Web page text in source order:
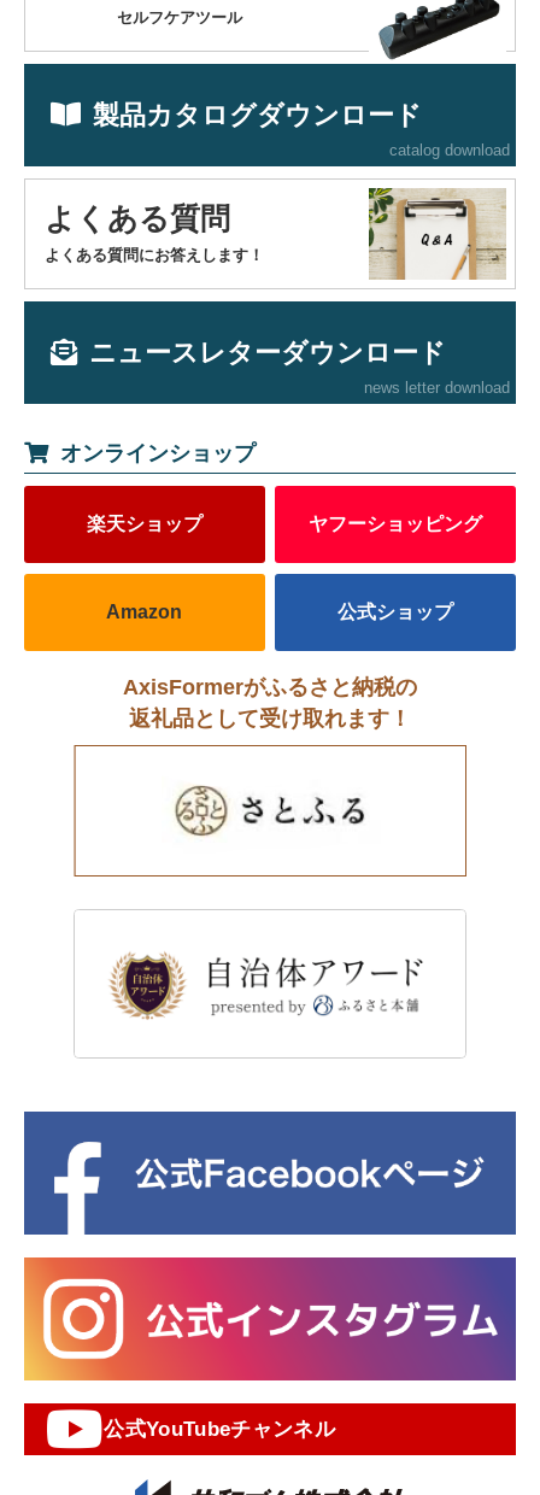
セルフケアツール
製品カタログダウンロード
catalog download
よくある質問
よくある質問にお答えします！
ニュースレターダウンロード
news letter download
オンラインショップ
楽天ショップ ヤフーショッピング
Amazon 公式ショップ
AxisFormerがふるさと納税の
返礼品として受け取れます！
公式YouTubeチャンネル